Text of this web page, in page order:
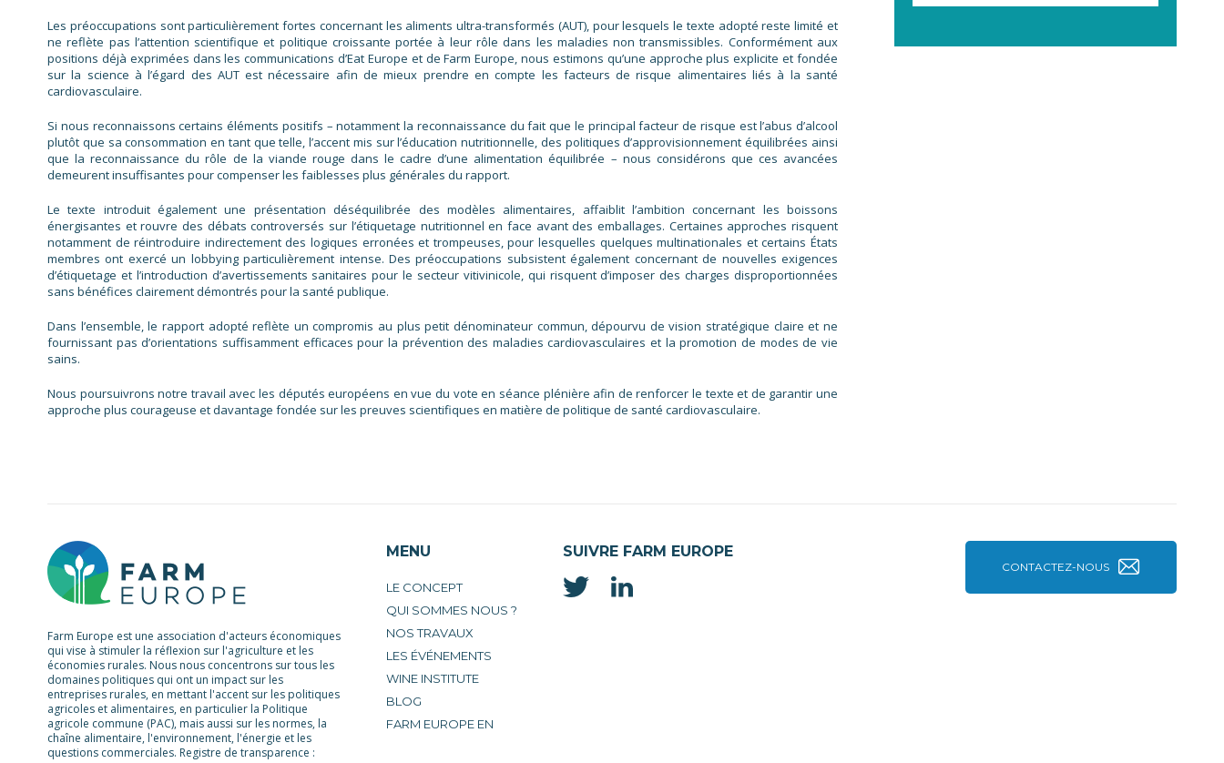
Les préoccupations sont particulièrement fortes concernant les aliments ultra-transformés (AUT), pour lesquels le texte adopté reste limité et
ne reflète pas l’attention scientifique et politique croissante portée à leur rôle dans les maladies non transmissibles. Conformément aux
positions déjà exprimées dans les communications d’Eat Europe et de Farm Europe, nous estimons qu’une approche plus explicite et fondée
sur la science à l’égard des AUT est nécessaire afin de mieux prendre en compte les facteurs de risque alimentaires liés à la santé
cardiovasculaire.
Si nous reconnaissons certains éléments positifs – notamment la reconnaissance du fait que le principal facteur de risque est l’abus d’alcool
plutôt que sa consommation en tant que telle, l’accent mis sur l’éducation nutritionnelle, des politiques d’approvisionnement équilibrées ainsi
que la reconnaissance du rôle de la viande rouge dans le cadre d’une alimentation équilibrée – nous considérons que ces avancées
demeurent insuffisantes pour compenser les faiblesses plus générales du rapport.
Le texte introduit également une présentation déséquilibrée des modèles alimentaires, affaiblit l’ambition concernant les boissons
énergisantes et rouvre des débats controversés sur l’étiquetage nutritionnel en face avant des emballages. Certaines approches risquent
notamment de réintroduire indirectement des logiques erronées et trompeuses, pour lesquelles quelques multinationales et certains États
membres ont exercé un lobbying particulièrement intense. Des préoccupations subsistent également concernant de nouvelles exigences
d’étiquetage et l’introduction d’avertissements sanitaires pour le secteur vitivinicole, qui risquent d’imposer des charges disproportionnées
sans bénéfices clairement démontrés pour la santé publique.
Dans l’ensemble, le rapport adopté reflète un compromis au plus petit dénominateur commun, dépourvu de vision stratégique claire et ne
fournissant pas d’orientations suffisamment efficaces pour la prévention des maladies cardiovasculaires et la promotion de modes de vie
sains.
Nous poursuivrons notre travail avec les députés européens en vue du vote en séance plénière afin de renforcer le texte et de garantir une
approche plus courageuse et davantage fondée sur les preuves scientifiques en matière de politique de santé cardiovasculaire.
Farm Europe est une association d'acteurs économiques
qui vise à stimuler la réflexion sur l'agriculture et les
économies rurales. Nous nous concentrons sur tous les
domaines politiques qui ont un impact sur les
entreprises rurales, en mettant l'accent sur les politiques
agricoles et alimentaires, en particulier la Politique
agricole commune (PAC), mais aussi sur les normes, la
chaîne alimentaire, l'environnement, l'énergie et les
questions commerciales. Registre de transparence :
MENU
LE CONCEPT
QUI SOMMES NOUS ?
NOS TRAVAUX
LES ÉVÉNEMENTS
WINE INSTITUTE
BLOG
FARM EUROPE EN
SUIVRE FARM EUROPE
CONTACTEZ-NOUS